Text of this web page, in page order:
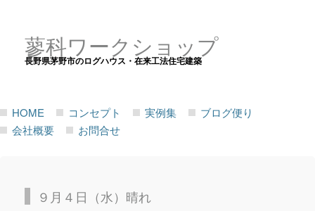
蓼科ワークショップ
長野県茅野市のログハウス・在来工法住宅建築
HOME コンセプト 実例集
ブログ便り
会社概要
お問合せ
９月４日（水）晴れ